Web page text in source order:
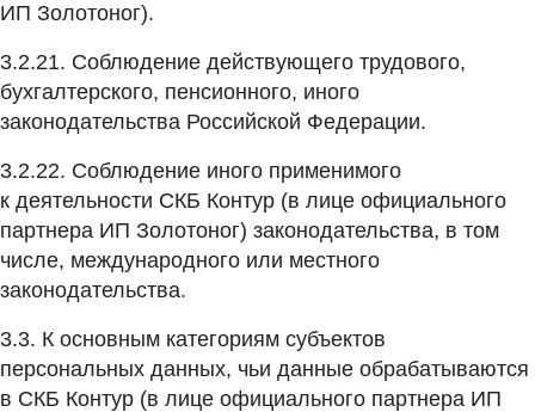
ИП Золотоног).
3.2.21. Соблюдение действующего трудового,
бухгалтерского, пенсионного, иного
законодательства Российской Федерации.
3.2.22. Соблюдение иного применимого
к деятельности СКБ Контур (в лице официального
партнера ИП Золотоног) законодательства, в том
числе, международного или местного
законодательства.
3.3. К основным категориям субъектов
персональных данных, чьи данные обрабатываются
в СКБ Контур (в лице официального партнера ИП